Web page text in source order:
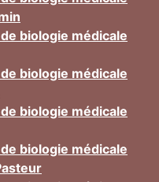
biologie médicale
biologie médicale
biologie médicale
biologie médicale